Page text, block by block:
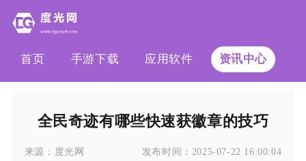
首页 手游下载 应用软件 资讯中心
全民奇迹有哪些快速获徽章的技巧
来源： 度光网 发布时间： 2025-07-22 16:00:04